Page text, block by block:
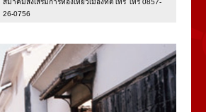
สมาคมส่งเสริมการท่องเที่ยวเมืองทตโทริ โทร 0857-
26-0756